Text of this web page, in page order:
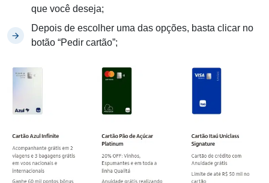
que você deseja;
Depois de escolher uma das opções, basta clicar no
botão “Pedir cartão”;